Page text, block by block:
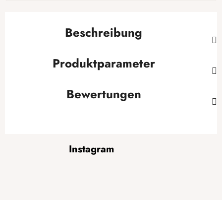
Beschreibung
Produktparameter
Bewertungen
Instagram